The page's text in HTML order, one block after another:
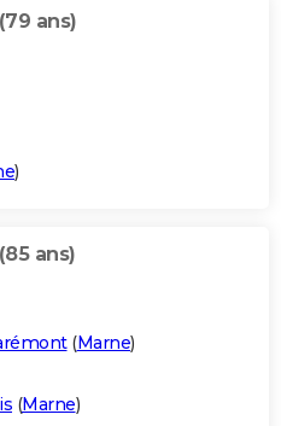
(79 ans)
)
(85 ans)
(Marne)
(Marne)